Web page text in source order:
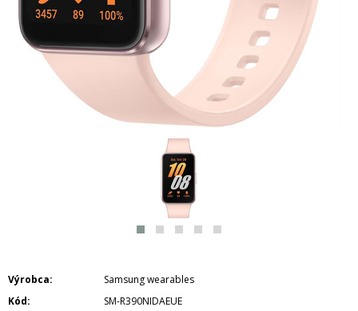
Výrobca
Samsung wearables
Kód
SM-R390NIDAEUE